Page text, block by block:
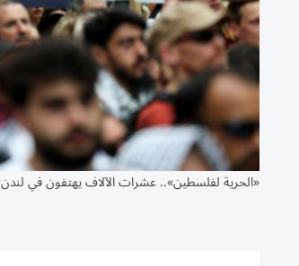
«الحرية لفلسطين».. عشرات الآلاف يهتفون في لندن